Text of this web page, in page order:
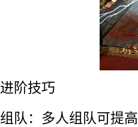
进阶技巧
组队：多人组队可提